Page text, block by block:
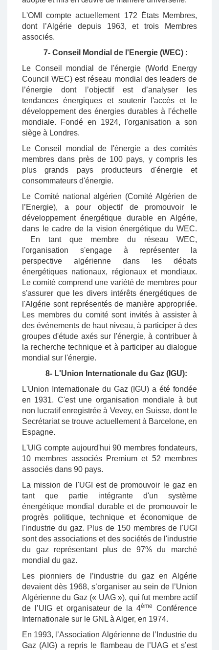
L'OMI compte actuellement 172 États Membres,
dont l’Algérie depuis 1963, et trois Membres
associés.
7- Conseil Mondial de l'Energie (WEC) :
Le Conseil mondial de l'énergie (World Energy
Council WEC) est réseau mondial des leaders de
l’énergie dont l’objectif est d’analyser les
tendances énergiques et soutenir l'accès et le
développement des énergies durables à l'échelle
mondiale. Fondé en 1924, l'organisation a son
siège à Londres.
Le Conseil mondial de l'énergie a des comités
membres dans près de 100 pays, y compris les
plus grands pays producteurs d'énergie et
consommateurs d'énergie.
Le Comité national algérien (Comité Algérien de
l’Energie), a pour objectif de promouvoir le
développement énergétique durable en Algérie,
dans le cadre de la vision énergétique du WEC.
En tant que membre du réseau WEC,
l'organisation s'engage à représenter la
perspective algérienne dans les débats
énergétiques nationaux, régionaux et mondiaux.
Le comité comprend une variété de membres pour
s'assurer que les divers intérêts énergétiques de
l'Algérie sont représentés de manière appropriée.
Les membres du comité sont invités à assister à
des événements de haut niveau, à participer à des
groupes d'étude axés sur l'énergie, à contribuer à
la recherche technique et à participer au dialogue
mondial sur l'énergie.
8- L'Union Internationale du Gaz (IGU):
L'Union Internationale du Gaz (IGU) a été fondée
en 1931. C'est une organisation mondiale à but
non lucratif enregistrée à Vevey, en Suisse, dont le
Secrétariat se trouve actuellement à Barcelone, en
Espagne.
L'UIG compte aujourd'hui 90 membres fondateurs,
10 membres associés Premium et 52 membres
associés dans 90 pays.
La mission de l'UGI est de promouvoir le gaz en
tant que partie intégrante d'un système
énergétique mondial durable et de promouvoir le
progrès politique, technique et économique de
l'industrie du gaz. Plus de 150 membres de l'UGI
sont des associations et des sociétés de l'industrie
du gaz représentant plus de 97% du marché
mondial du gaz.
Les pionniers de l’industrie du gaz en Algérie
devaient dès 1968, s’organiser au sein de l’Union
Algérienne du Gaz (« UAG »), qui fut membre actif
de l’UIG et organisateur de la 4ème
Conférence
Internationale sur le GNL à Alger, en 1974.
En 1993, l’Association Algérienne de l’Industrie du
Gaz (AIG) a repris le flambeau de l’UAG et s’est